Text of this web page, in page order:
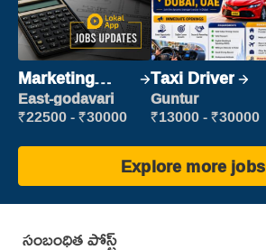
Marketing
Executive
East-godavari
₹22500 - ₹30000
Taxi Driver
Guntur
₹13000 - ₹30000
Explore more jobs
సంబంధిత పోస్ట్